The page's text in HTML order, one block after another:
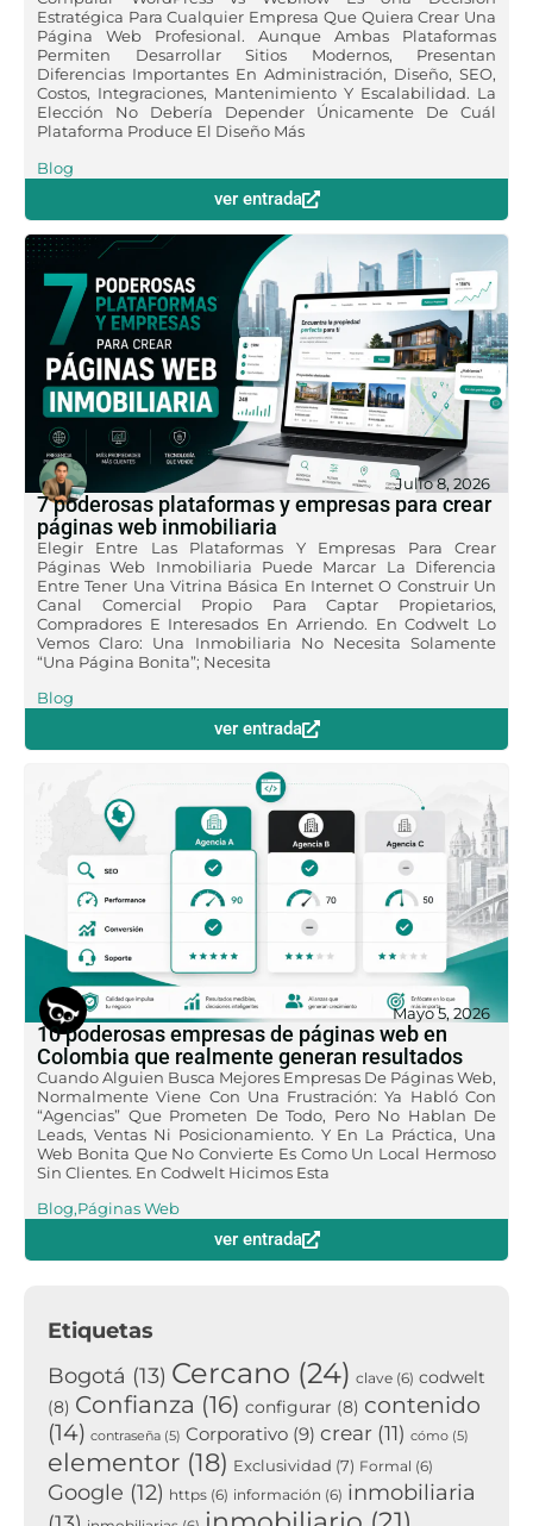
Estratégica Para Cualquier Empresa Que Quiera Crear Una
Página Web Profesional. Aunque Ambas Plataformas
Permiten Desarrollar Sitios Modernos, Presentan
Diferencias Importantes En Administración, Diseño, SEO,
Costos, Integraciones, Mantenimiento Y Escalabilidad. La
Elección No Debería Depender Únicamente De Cuál
Plataforma Produce El Diseño Más
Blog
ver entrada
Julio 8, 2026
7 poderosas plataformas y empresas para crear
páginas web inmobiliaria
Elegir Entre Las Plataformas Y Empresas Para Crear
Páginas Web Inmobiliaria Puede Marcar La Diferencia
Entre Tener Una Vitrina Básica En Internet O Construir Un
Canal Comercial Propio Para Captar Propietarios,
Compradores E Interesados En Arriendo. En Codwelt Lo
Vemos Claro: Una Inmobiliaria No Necesita Solamente
“una Página Bonita”; Necesita
Blog
ver entrada
Mayo 5, 2026
10 poderosas empresas de páginas web en
Colombia que realmente generan resultados
Cuando Alguien Busca Mejores Empresas De Páginas Web,
Normalmente Viene Con Una Frustración: Ya Habló Con
“agencias” Que Prometen De Todo, Pero No Hablan De
Leads, Ventas Ni Posicionamiento. Y En La Práctica, Una
Web Bonita Que No Convierte Es Como Un Local Hermoso
Sin Clientes. En Codwelt Hicimos Esta
Blog,Páginas Web
ver entrada
Etiquetas
Bogotá (13) Cercano (24) clave (6) codwelt
(8) Confianza (16) configurar (8) contenido
(14) contraseña (5) Corporativo (9) crear (11) cómo (5)
elementor (18) Exclusividad (7) Formal (6)
Google (12) https (6) información (6) inmobiliaria